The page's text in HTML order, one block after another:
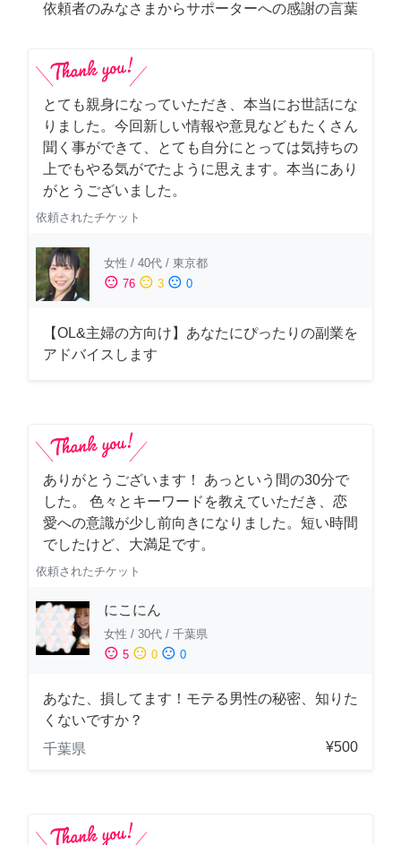
依頼者のみなさまからサポーターへの感謝の言葉
とても親身になっていただき、本当にお世話にな
りました。今回新しい情報や意見などもたくさん
聞く事ができて、とても自分にとっては気持ちの
上でもやる気がでたように思えます。本当にあり
がとうございました。
依頼されたチケット
女性 / 40代 / 東京都
sentiment_satisfied 76 sentiment_neutral 3 sentiment_dissatisfied 0
【OL&主婦の方向け】あなたにぴったりの副業を
アドバイスします
ありがとうございます！ あっという間の30分で
した。 色々とキーワードを教えていただき、恋
愛への意識が少し前向きになりました。短い時間
でしたけど、大満足です。
依頼されたチケット
にこにん
女性 / 30代 / 千葉県
sentiment_satisfied 5 sentiment_neutral 0 sentiment_dissatisfied 0
あなた、損してます！モテる男性の秘密、知りた
くないですか？
千葉県
¥500